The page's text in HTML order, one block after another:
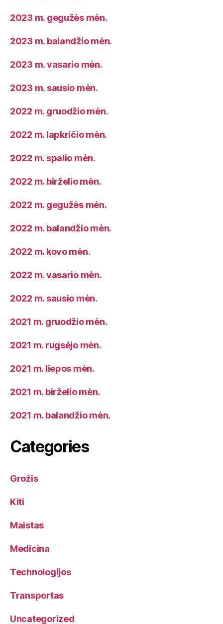
2023 m. gegužės mėn.
2023 m. balandžio mėn.
2023 m. vasario mėn.
2023 m. sausio mėn.
2022 m. gruodžio mėn.
2022 m. lapkričio mėn.
2022 m. spalio mėn.
2022 m. birželio mėn.
2022 m. gegužės mėn.
2022 m. balandžio mėn.
2022 m. kovo mėn.
2022 m. vasario mėn.
2022 m. sausio mėn.
2021 m. gruodžio mėn.
2021 m. rugsėjo mėn.
2021 m. liepos mėn.
2021 m. birželio mėn.
2021 m. balandžio mėn.
Categories
Grožis
Kiti
Maistas
Medicina
Technologijos
Transportas
Uncategorized